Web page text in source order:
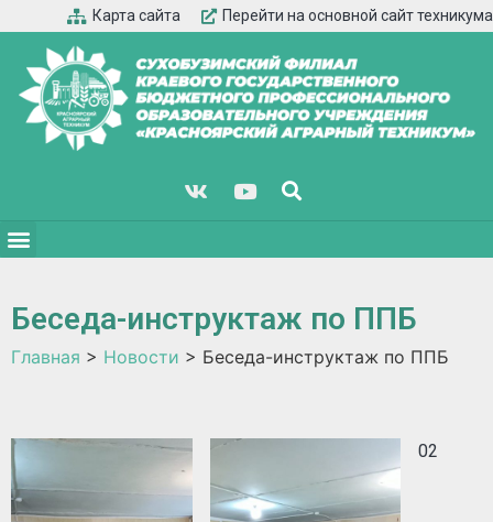
Карта сайта Перейти на основной сайт техникума
Беседа-инструктаж по ППБ
Главная > Новости > Беседа-инструктаж по ППБ
02